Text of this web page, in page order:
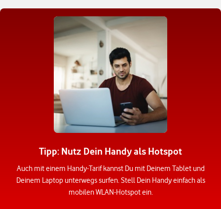
Tipp: Nutz Dein Handy als Hotspot
Auch mit einem Handy-Tarif kannst Du mit Deinem Tablet und
Deinem Laptop unterwegs surfen. Stell Dein Handy einfach als
mobilen WLAN-Hotspot ein.